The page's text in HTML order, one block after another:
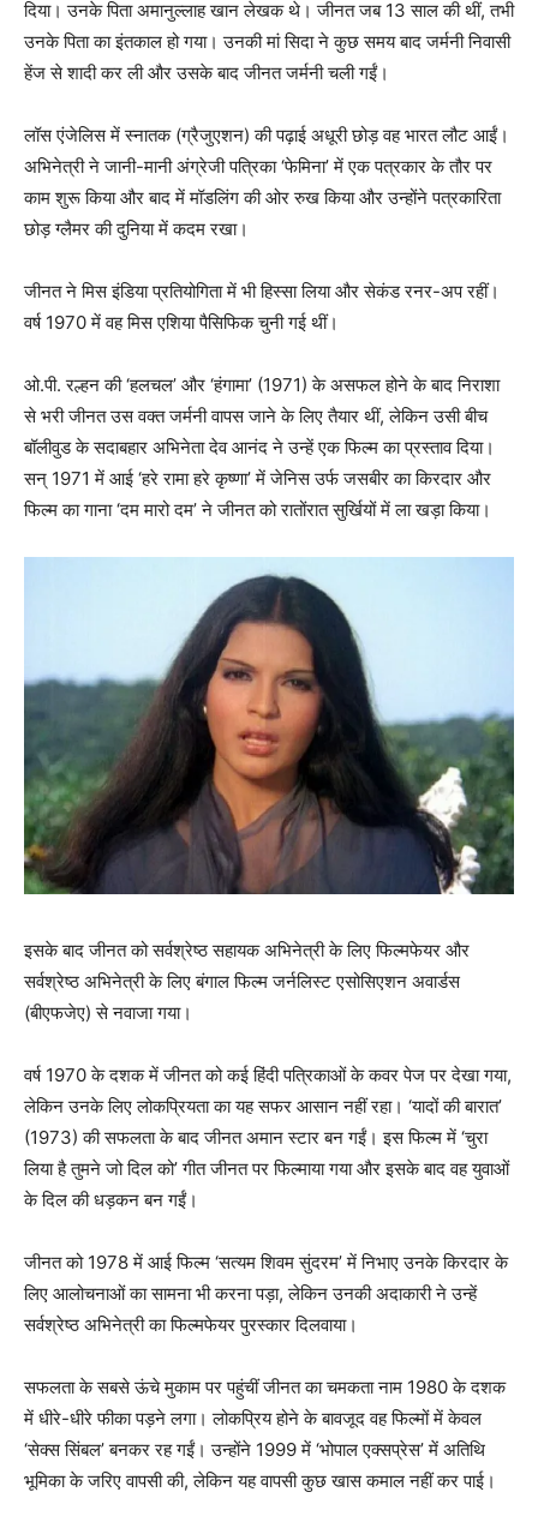
दिया। उनके पिता अमानुल्लाह खान लेखक थे। जीनत जब 13 साल की थीं, तभी
उनके पिता का इंतकाल हो गया। उनकी मां सिदा ने कुछ समय बाद जर्मनी निवासी
हेंज से शादी कर ली और उसके बाद जीनत जर्मनी चली गईं।
लॉस एंजेलिस में स्नातक (ग्रैजुएशन) की पढ़ाई अधूरी छोड़ वह भारत लौट आईं।
अभिनेत्री ने जानी-मानी अंग्रेजी पत्रिका ‘फेमिना’ में एक पत्रकार के तौर पर
काम शुरू किया और बाद में मॉडलिंग की ओर रुख किया और उन्होंने पत्रकारिता
छोड़ ग्लैमर की दुनिया में कदम रखा।
जीनत ने मिस इंडिया प्रतियोगिता में भी हिस्सा लिया और सेकंड रनर-अप रहीं।
वर्ष 1970 में वह मिस एशिया पैसिफिक चुनी गई थीं।
ओ.पी. रल्हन की ‘हलचल’ और ‘हंगामा’ (1971) के असफल होने के बाद निराशा
से भरी जीनत उस वक्त जर्मनी वापस जाने के लिए तैयार थीं, लेकिन उसी बीच
बॉलीवुड के सदाबहार अभिनेता देव आनंद ने उन्हें एक फिल्म का प्रस्ताव दिया।
सन् 1971 में आई ‘हरे रामा हरे कृष्णा’ में जेनिस उर्फ जसबीर का किरदार और
फिल्म का गाना ‘दम मारो दम’ ने जीनत को रातोंरात सुर्खियों में ला खड़ा किया।
इसके बाद जीनत को सर्वश्रेष्ठ सहायक अभिनेत्री के लिए फिल्मफेयर और
सर्वश्रेष्ठ अभिनेत्री के लिए बंगाल फिल्म जर्नलिस्ट एसोसिएशन अवार्डस
(बीएफजेए) से नवाजा गया।
वर्ष 1970 के दशक में जीनत को कई हिंदी पत्रिकाओं के कवर पेज पर देखा गया,
लेकिन उनके लिए लोकप्रियता का यह सफर आसान नहीं रहा। ‘यादों की बारात’
(1973) की सफलता के बाद जीनत अमान स्टार बन गईं। इस फिल्म में ‘चुरा
लिया है तुमने जो दिल को’ गीत जीनत पर फिल्माया गया और इसके बाद वह युवाओं
के दिल की धड़कन बन गईं।
जीनत को 1978 में आई फिल्म ‘सत्यम शिवम सुंदरम’ में निभाए उनके किरदार के
लिए आलोचनाओं का सामना भी करना पड़ा, लेकिन उनकी अदाकारी ने उन्हें
सर्वश्रेष्ठ अभिनेत्री का फिल्मफेयर पुरस्कार दिलवाया।
सफलता के सबसे ऊंचे मुकाम पर पहुंचीं जीनत का चमकता नाम 1980 के दशक
में धीरे-धीरे फीका पड़ने लगा। लोकप्रिय होने के बावजूद वह फिल्मों में केवल
‘सेक्स सिंबल’ बनकर रह गईं। उन्होंने 1999 में ‘भोपाल एक्सप्रेस’ में अतिथि
भूमिका के जरिए वापसी की, लेकिन यह वापसी कुछ खास कमाल नहीं कर पाई।